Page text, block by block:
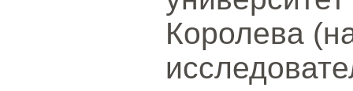
Королева